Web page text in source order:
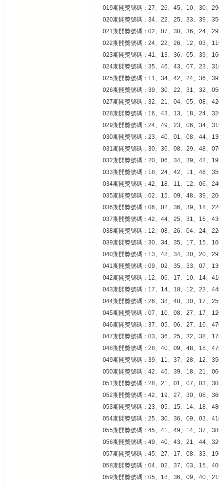
019期開獎號碼：27、26、45、10、30、
020期開獎號碼：34、22、25、33、39、
021期開獎號碼：02、07、30、36、24、
022期開獎號碼：24、22、26、12、03、
023期開獎號碼：41、13、36、05、39、
024期開獎號碼：35、46、43、07、23、
025期開獎號碼：11、34、42、24、36、
026期開獎號碼：39、30、22、31、32、
027期開獎號碼：32、21、04、05、08、
028期開獎號碼：16、43、13、18、24、
029期開獎號碼：24、49、23、06、34、
030期開獎號碼：23、40、01、08、44、
031期開獎號碼：30、36、08、29、48、
032期開獎號碼：20、06、34、39、42、
033期開獎號碼：18、24、42、11、46、
034期開獎號碼：42、18、11、12、06、
035期開獎號碼：02、15、09、48、39、
036期開獎號碼：06、02、36、39、18、
037期開獎號碼：42、44、25、31、16、
038期開獎號碼：12、08、26、04、24、
039期開獎號碼：30、34、35、17、15、
040期開獎號碼：13、48、34、30、20、
041期開獎號碼：09、02、35、33、07、
042期開獎號碼：12、06、17、10、14、
043期開獎號碼：17、14、18、12、23、
044期開獎號碼：26、38、48、30、17、
045期開獎號碼：07、10、08、27、17、
046期開獎號碼：37、05、06、27、16、
047期開獎號碼：03、36、25、32、38、
048期開獎號碼：28、40、09、48、18、
049期開獎號碼：39、11、37、28、12、
050期開獎號碼：42、46、39、18、21、
051期開獎號碼：28、21、01、07、03、
052期開獎號碼：42、19、27、30、08、
053期開獎號碼：23、05、15、14、18、
054期開獎號碼：25、30、36、09、03、
055期開獎號碼：45、41、49、14、37、
056期開獎號碼：49、40、43、21、44、
057期開獎號碼：45、27、17、08、33、
058期開獎號碼：04、02、37、03、15、
059期開獎號碼：05、18、36、09、40、